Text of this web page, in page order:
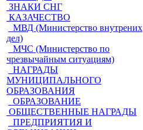
ЗНАКИ СНГ
КАЗАЧЕСТВО
МВД (Министерство внутрених
дел)
МЧС (Министерство по
чрезвычайным ситуациям)
НАГРАДЫ
МУНИЦИПАЛЬНОГО
ОБРАЗОВАНИЯ
ОБРАЗОВАНИЕ
ОБЩЕСТВЕННЫЕ НАГРАДЫ
ПРЕДПРИЯТИЯ И